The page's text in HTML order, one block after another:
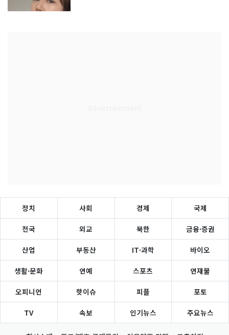
정치 사회 경제 국제
전국 외교 북한 금융·증권
산업 부동산 IT·과학 바이오
생활·문화 연예 스포츠 연재물
오피니언 핫이슈 피플 포토
TV 속보 인기뉴스 주요뉴스